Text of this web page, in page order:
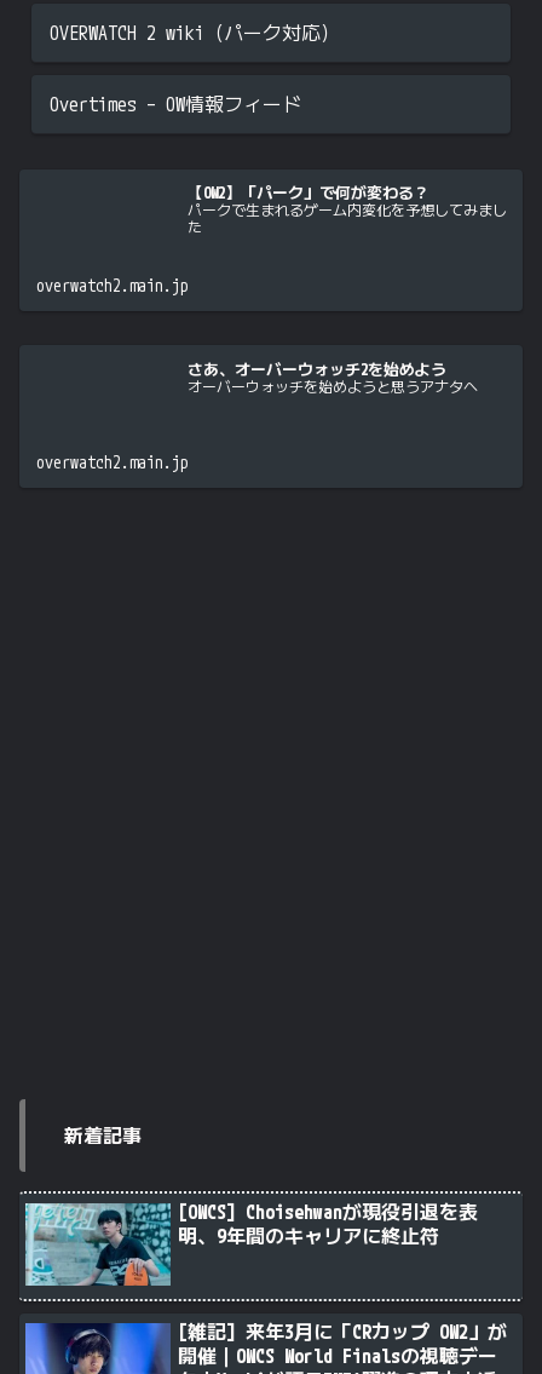
OVERWATCH 2 wiki（パーク対応）
Overtimes – OW情報フィード
【OW2】「パーク」で何が変わる？
パークで生まれるゲーム内変化を予想してみまし
た
overwatch2.main.jp
さあ、オーバーウォッチ2を始めよう
オーバーウォッチを始めようと思うアナタへ
overwatch2.main.jp
新着記事
[OWCS] Choisehwanが現役引退を表
明、9年間のキャリアに終止符
[雑記] 来年3月に「CRカップ OW2」が
開催｜OWCS World Finalsの視聴デー